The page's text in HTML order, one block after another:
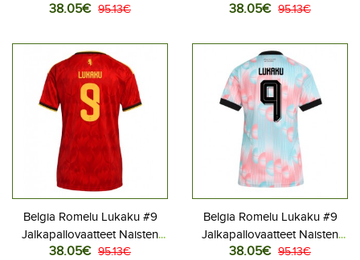
2026 Lyhythihainen
38.05€ 95.13€
2026 Lyhythihainen
38.05€ 95.13€
Belgia Romelu Lukaku #9
Jalkapallovaatteet Naisten
Kotipaita MM-kisat 2026
38.05€ 95.13€
Belgia Romelu Lukaku #9
Jalkapallovaatteet Naisten
Vieraspaita MM-kisat 2026
38.05€ 95.13€